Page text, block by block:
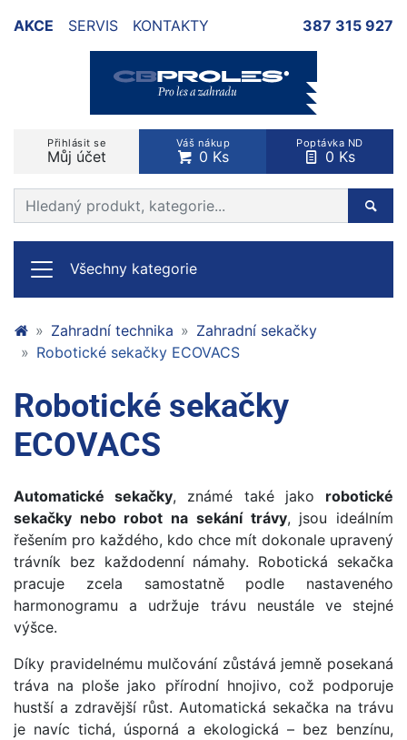
AKCE SERVIS KONTAKTY 387 315 927
Přihlásit se
Můj účet
Váš nákup
0 Ks
Poptávka ND
0 Ks
Prohledat web
Všechny kategorie
Zahradní technika
Zahradní sekačky
Robotické sekačky ECOVACS
Robotické sekačky
ECOVACS
Automatické sekačky, známé také jako robotické
sekačky nebo robot na sekání trávy, jsou ideálním
řešením pro každého, kdo chce mít dokonale upravený
trávník bez každodenní námahy. Robotická sekačka
pracuje zcela samostatně podle nastaveného
harmonogramu a udržuje trávu neustále ve stejné
výšce.
Díky pravidelnému mulčování zůstává jemně posekaná
tráva na ploše jako přírodní hnojivo, což podporuje
hustší a zdravější růst. Automatická sekačka na trávu
je navíc tichá, úsporná a ekologická – bez benzínu,